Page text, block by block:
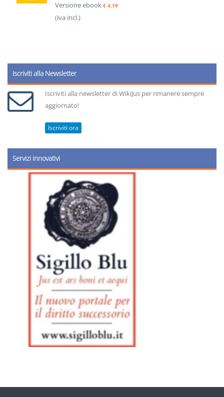
Versione ebook € 4,19
(iva incl.)
Iscriviti alla Newsletter
Iscriviti alla newsletter di WikiJus per rimanere sempre
aggiornato!
Iscriviti ora
Servizi innovativi